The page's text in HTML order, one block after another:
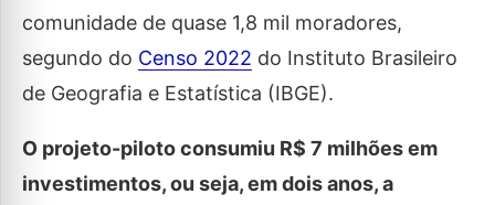
comunidade de quase 1,8 mil moradores,
segundo do Censo 2022 do Instituto Brasileiro
de Geografia e Estatística (IBGE).
O projeto-piloto consumiu R$ 7 milhões em
investimentos, ou seja, em dois anos, a